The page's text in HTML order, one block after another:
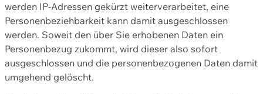
werden IP-Adressen gekürzt weiterverarbeitet, eine
Personenbeziehbarkeit kann damit ausgeschlossen
werden. Soweit den über Sie erhobenen Daten ein
Personenbezug zukommt, wird dieser also sofort
ausgeschlossen und die personenbezogenen Daten damit
umgehend gelöscht.